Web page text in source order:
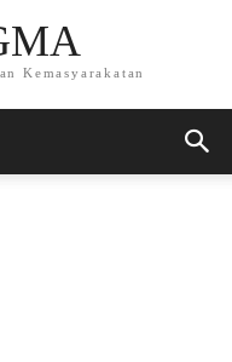
Kemasyarakatan